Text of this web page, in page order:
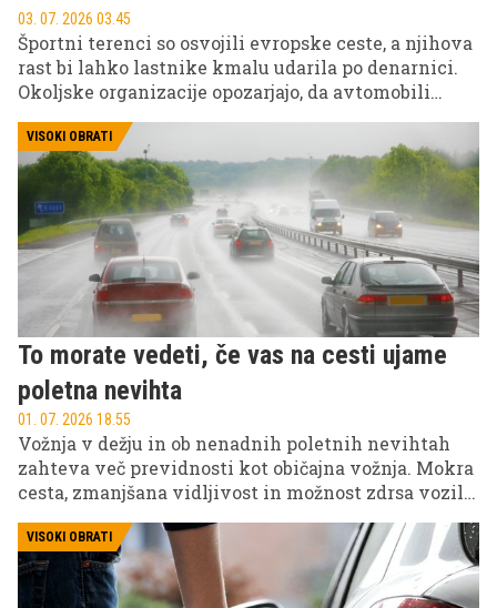
03. 07. 2026 03.45
Športni terenci so osvojili evropske ceste, a njihova
rast bi lahko lastnike kmalu udarila po denarnici.
Okoljske organizacije opozarjajo, da avtomobili
za sodobna mesta. Ena od rešitev? Poseben davek za
največje modele.
VISOKI OBRATI
To morate vedeti, če vas na cesti ujame
poletna nevihta
01. 07. 2026 18.55
Vožnja v dežju in ob nenadnih poletnih nevihtah
zahteva več previdnosti kot običajna vožnja. Mokra
cesta, zmanjšana vidljivost in možnost zdrsa vozila
pomembno, da vozniki vedo, kaj storiti v teh
trenutkih.
VISOKI OBRATI